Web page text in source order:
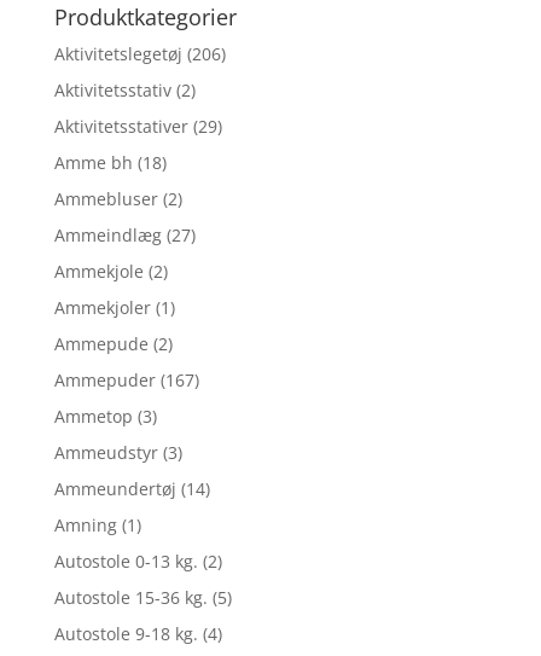
Produktkategorier
Aktivitetslegetøj (206)
Aktivitetsstativ (2)
Aktivitetsstativer (29)
Amme bh (18)
Ammebluser (2)
Ammeindlæg (27)
Ammekjole (2)
Ammekjoler (1)
Ammepude (2)
Ammepuder (167)
Ammetop (3)
Ammeudstyr (3)
Ammeundertøj (14)
Amning (1)
Autostole 0-13 kg. (2)
Autostole 15-36 kg. (5)
Autostole 9-18 kg. (4)